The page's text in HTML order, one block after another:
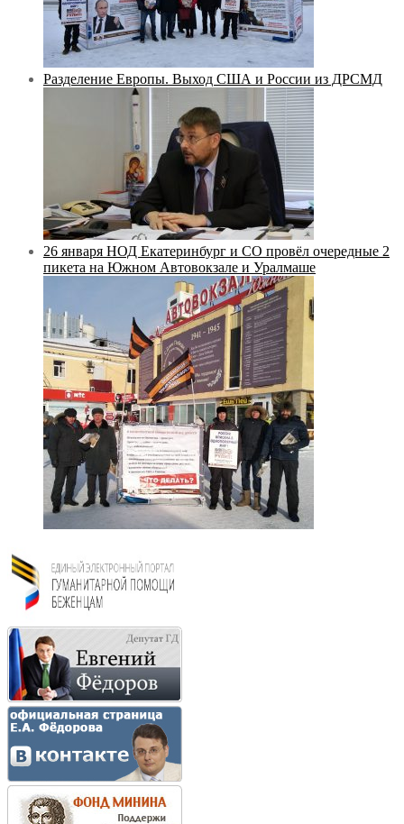
Разделение Европы. Выход США и России из ДРСМД
26 января НОД Екатеринбург и СО провёл очередные 2
пикета на Южном Автовокзале и Уралмаше